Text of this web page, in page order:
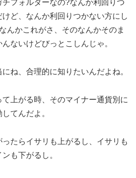
フォルダーなの?なんか利回りつ
けど、なんか利回りつかない方にし
んかこれがさ、そのなんかそのま
ないけどびっとこしんじゃ。
ね、合理的に知りたいんだよね。
上がる時、そのマイナー通貨別に
てんだよ。
たらイサリも上がるし、イサリも
も下がるし。